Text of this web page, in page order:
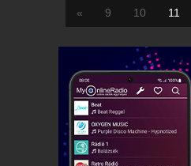
« 9 10 11